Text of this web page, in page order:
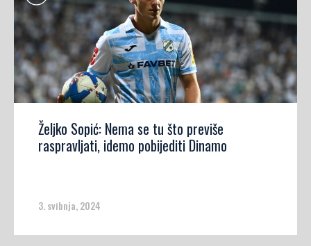
Željko Sopić: Nema se tu što previše
raspravljati, idemo pobijediti Dinamo
3. svibnja, 2024